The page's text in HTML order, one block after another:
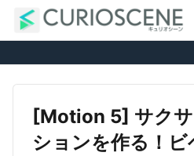
[Motion 5] サク
ションを作る！ビ